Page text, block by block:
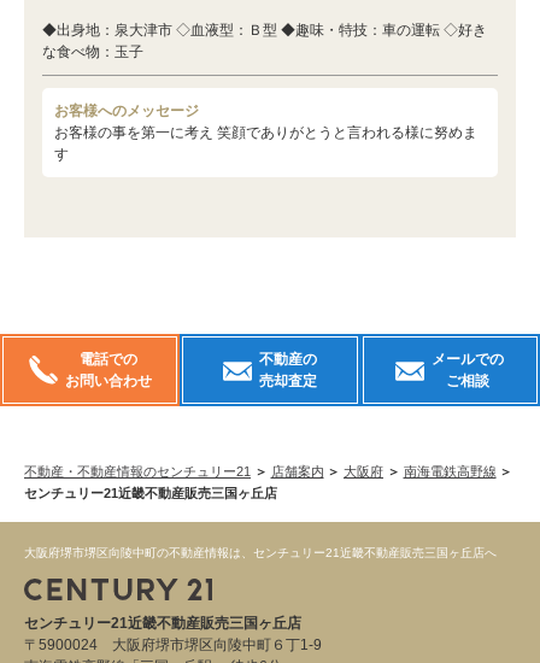
◆出身地：泉大津市 ◇血液型：Ｂ型 ◆趣味・特技：車の運転 ◇好き
な食べ物：玉子
お客様へのメッセージ
お客様の事を第一に考え 笑顔でありがとうと言われる様に努めま
す
電話での
お問い合わせ
不動産の
売却査定
メールでの
ご相談
不動産・不動産情報のセンチュリー21 店舗案内 大阪府
南海電鉄高野線
センチュリー21近畿不動産販売三国ヶ丘店
大阪府堺市堺区向陵中町の不動産情報は、センチュリー21近畿不動産販売三国ヶ丘店へ
センチュリー21近畿不動産販売三国ヶ丘店
〒5900024 大阪府堺市堺区向陵中町６丁1-9